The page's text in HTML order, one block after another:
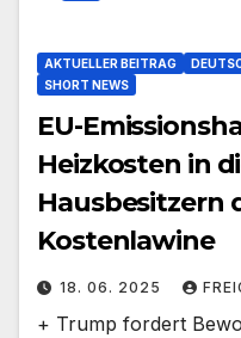
AKTUELLER BEITRAG
SHORT NEWS
EU-
Heizkosten in
Hausbesitzern
Kostenlawine
18. 06. 2025
+ Trump fordert